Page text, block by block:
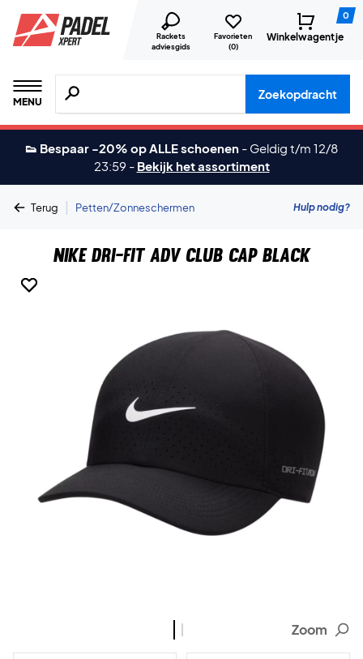
Rackets
adviesgids
Favorieten
(0)
0
Winkelwagentje
MENU
Zoeken naar producten, merken etc.
Zoekopdracht
👟 Bespaar -20% op ALLE schoenen - Geldig t/m 12/8
23:59 - Bekijk het assortiment
Terug | Petten/Zonneschermen Hulp nodig?
Nike Dri-FIT ADV Club Cap Black
Zoom